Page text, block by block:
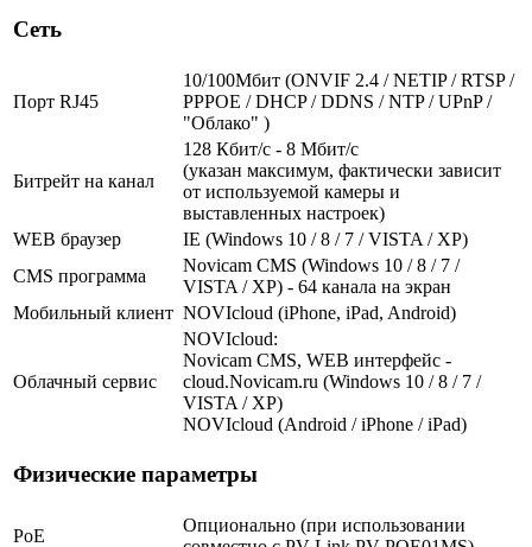
Сеть
Порт RJ45
10/100Мбит (ONVIF 2.4 / NETIP / RTSP /
PPPOE / DHCP / DDNS / NTP / UPnP /
"Облако" )
Битрейт на канал
128 Кбит/с - 8 Мбит/с
(указан максимум, фактически зависит
от используемой камеры и
выставленных настроек)
WEB браузер
IE (Windows 10 / 8 / 7 / VISTA / XP)
CMS программа
Novicam CMS (Windows 10 / 8 / 7 /
VISTA / XP) - 64 канала на экран
Мобильный клиент NOVIcloud (iPhone, iPad, Android)
Облачный сервис
NOVIcloud:
Novicam CMS, WEB интерфейс -
cloud.Novicam.ru (Windows 10 / 8 / 7 /
VISTA / XP)
NOVIcloud (Android / iPhone / iPad)
Физические параметры
PoE
Опционально (при использовании